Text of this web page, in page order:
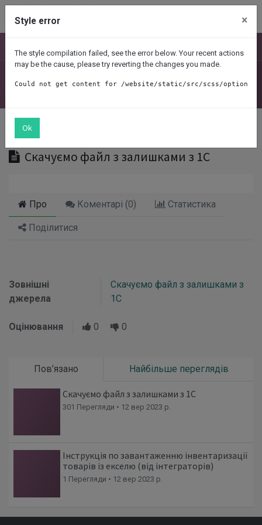
Contact Us
Nav
Налаштування роботи складів
Пов’язано Найбільше переглядів
Скачуємо файл з залишками з 1С
301 Перегляди • 12 вер 2023 р.
Інструкція по завантаженню інвентаризації
товарів із екселю (від інтеграторів)
1 Перегляди • 12 вер 2023 р.
Скачуємо файл з залишками з 1С
Про Коментарі (0) Статистика
Поділитися
Зовнішні
джерела
Скачуємо файл з залишками з
1С
Оцінювання 0 0
Style error ×
The style compilation failed, see the error below. Your recent actions
may be the cause, please try reverting the changes you made.
Could not get content for /website/static/src/scss/options/
Ok